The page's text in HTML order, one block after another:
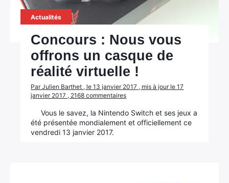
Actualités
Concours : Nous vous
offrons un casque de
réalité virtuelle !
Par Julien Barthet , le 13 janvier 2017 , mis à jour le 17
janvier 2017 , 2168 commentaires
Vous le savez, la Nintendo Switch et ses jeux a
été présentée mondialement et officiellement ce
vendredi 13 janvier 2017.